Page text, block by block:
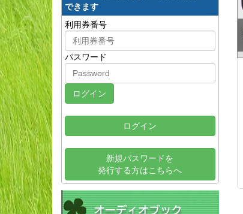
できます
利用券番号
パスワード
ログイン
新規パスワードを
発行する方はこちらへ